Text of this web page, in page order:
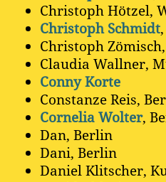
Christoph Hötzel,
Christoph Schmidt
Christoph
Claudia Wallner,
Conny Korte
Constanze Reis,
Cornelia Wolter,
Dan, Berlin
Dani, Berlin
Daniel Klitscher,